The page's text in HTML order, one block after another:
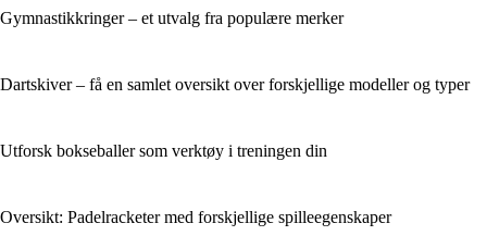
Gymnastikkringer – et utvalg fra populære merker
Dartskiver – få en samlet oversikt over forskjellige modeller og typer
Utforsk bokseballer som verktøy i treningen din
Oversikt: Padelracketer med forskjellige spilleegenskaper